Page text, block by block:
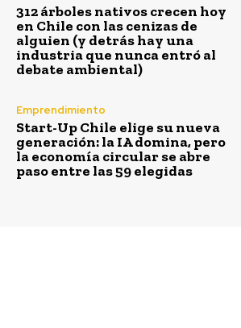
312 árboles nativos crecen hoy
en Chile con las cenizas de
alguien (y detrás hay una
industria que nunca entró al
debate ambiental)
Emprendimiento
Start-Up Chile elige su nueva
generación: la IA domina, pero
la economía circular se abre
paso entre las 59 elegidas